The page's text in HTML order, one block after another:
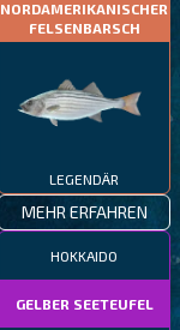
NORDAMERIKANISCHER
FELSENBARSCH
LEGENDÄR
MEHR ERFAHREN
HOKKAIDO
GELBER SEETEUFEL